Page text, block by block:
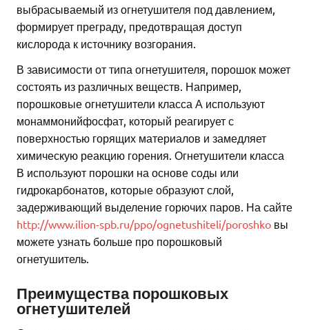
выбрасываемый из огнетушителя под давлением,
формирует преграду, предотвращая доступ
кислорода к источнику возгорания.
В зависимости от типа огнетушителя, порошок может
состоять из различных веществ. Например,
порошковые огнетушители класса А используют
монаммонийфосфат, который реагирует с
поверхностью горящих материалов и замедляет
химическую реакцию горения. Огнетушители класса
В используют порошки на основе соды или
гидрокарбонатов, которые образуют слой,
задерживающий выделение горючих паров. На сайте
http://www.ilion-spb.ru/ppo/ognetushiteli/poroshko вы
можете узнать больше про порошковый
огнетушитель.
Преимущества порошковых
огнетушителей